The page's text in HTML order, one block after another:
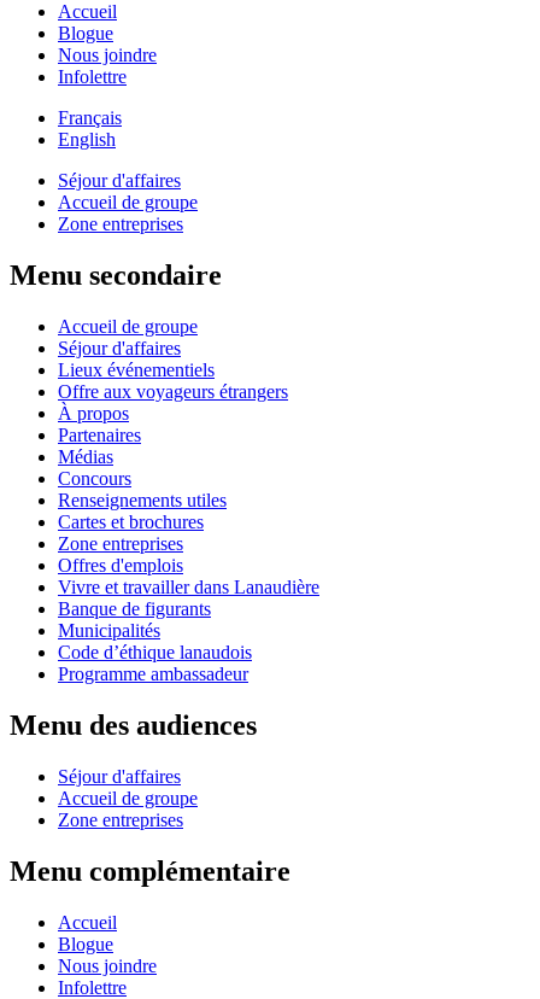
Accueil
Blogue
Nous joindre
Infolettre
Français
English
Séjour d'affaires
Accueil de groupe
Zone entreprises
Menu secondaire
Accueil de groupe
Séjour d'affaires
Lieux événementiels
Offre aux voyageurs étrangers
À propos
Partenaires
Médias
Concours
Renseignements utiles
Cartes et brochures
Zone entreprises
Offres d'emplois
Vivre et travailler dans Lanaudière
Banque de figurants
Municipalités
Code d’éthique lanaudois
Programme ambassadeur
Menu des audiences
Séjour d'affaires
Accueil de groupe
Zone entreprises
Menu complémentaire
Accueil
Blogue
Nous joindre
Infolettre